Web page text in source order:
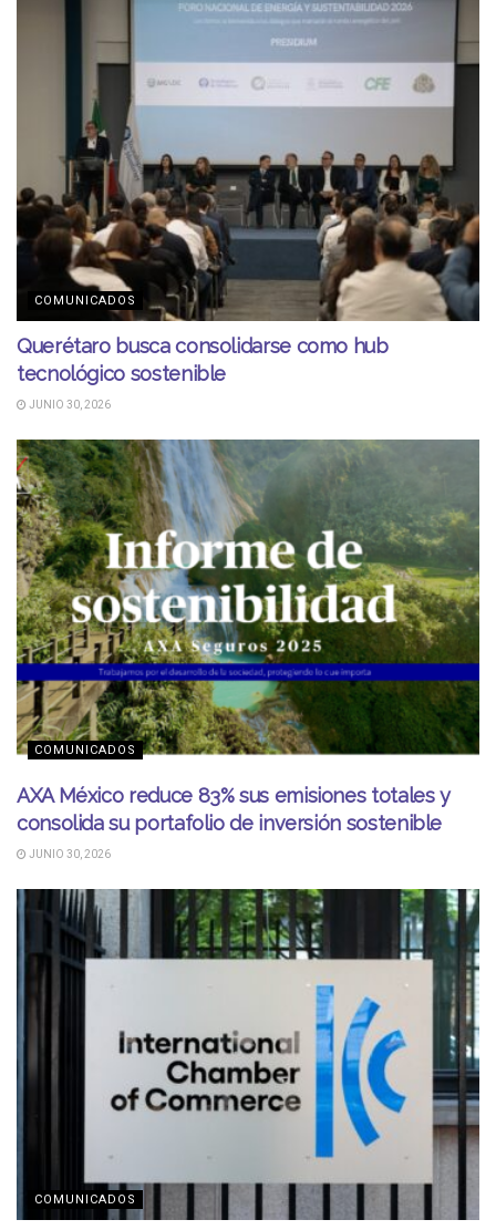
COMUNICADOS
Querétaro busca consolidarse como hub
tecnológico sostenible
JUNIO 30, 2026
COMUNICADOS
AXA México reduce 83% sus emisiones totales y
consolida su portafolio de inversión sostenible
JUNIO 30, 2026
COMUNICADOS